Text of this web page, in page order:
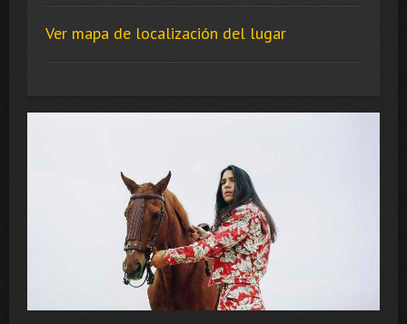
Ver mapa de localización del lugar